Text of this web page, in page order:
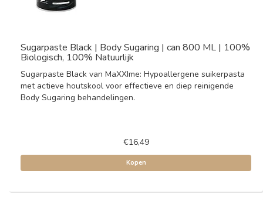
Sugarpaste Black | Body Sugaring | can 800 ML | 100%
Biologisch, 100% Natuurlijk
Sugarpaste Black van MaXXIme: Hypoallergene suikerpasta
met actieve houtskool voor effectieve en diep reinigende
Body Sugaring behandelingen.
€16,49
Kopen